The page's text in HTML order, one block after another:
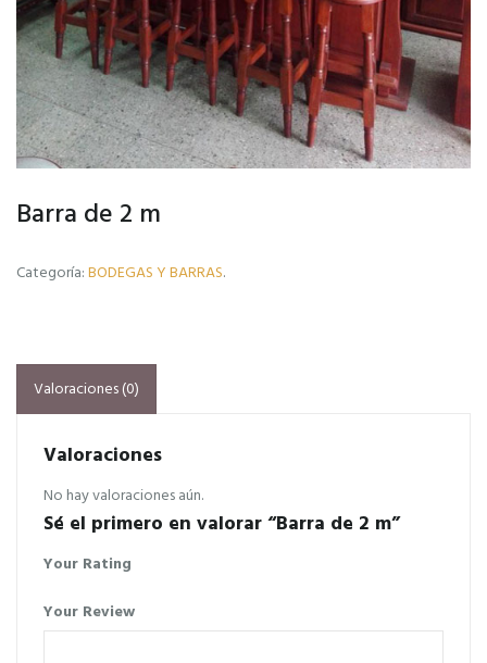
Barra de 2 m
Categoría:BODEGAS Y BARRAS.
Valoraciones (0)
Valoraciones
No hay valoraciones aún.
Sé el primero en valorar “Barra de 2 m”
Your Rating
Your Review